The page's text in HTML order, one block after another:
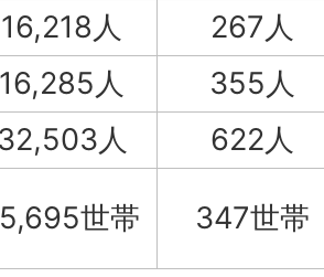
16,218人
267人
16,285人
355人
32,503人
622人
世帯 347世帯